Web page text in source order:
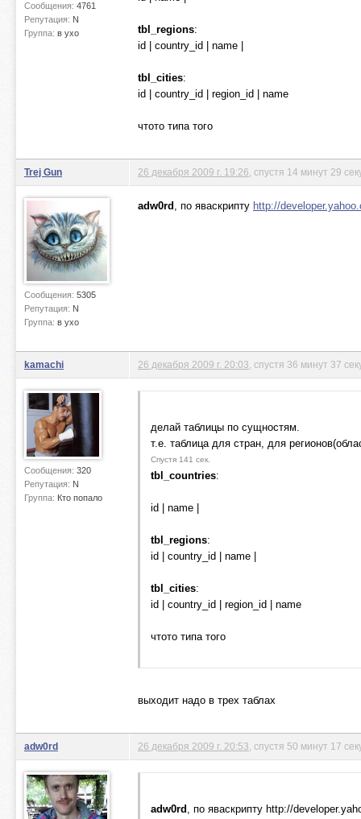
Сообщения: 4761
Репутация: N
Группа: в ухо tbl_regions:
id | country_id | name |
tbl_cities:
id | country_id | region_id | name
чтото типа того
Trej Gun
Сообщения: 5305
Репутация: N
Группа: в ухо
26 декабря 2009 г. 19:26 , спустя 14 минут 29
adw0rd , по яваскрипту http://
kamachi
Сообщения: 320
Репутация: N
Группа: Кто попало
26 декабря 2009 г. 20:03 , спустя 36 минут 37
делай таблицы по сущностям.
т.е. таблица для стран, для
Спустя 141 сек.
tbl_countries:
id | name |
tbl_regions:
id | country_id | name |
tbl_cities:
id | country_id | region_id | name
чтото типа того
выходит надо в трех таблах
adw0rd 26 декабря 2009 г. 20:53 , спустя 50 минут 17
adw0rd , по яваскрипту http://